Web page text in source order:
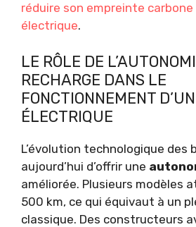
réduire son empreinte
électrique.
LE RÔLE DE
RECHARGE DANS LE
FONCTIONNEMENT
ÉLECTRIQUE
L’évolution technologique
aujourd’hui d’offrir une
améliorée. Plusieurs modèles
500 km, ce qui équivaut à un
classique. Des constructeurs